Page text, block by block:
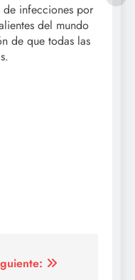
de infecciones por
del mundo
de que todas las